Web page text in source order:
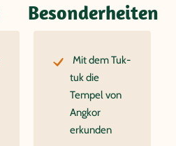
Besonderheiten
Mit dem Tuk-
tuk die
Tempel von
Angkor
erkunden